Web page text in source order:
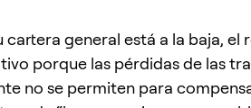
cartera general está a la baja,
porque las pérdidas de las
no se permiten para